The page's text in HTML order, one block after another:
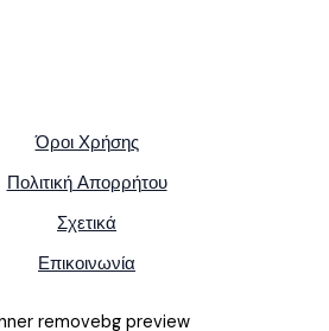
Όροι Χρήσης
Πολιτική Απορρήτου
Σχετικά
Επικοινωνία